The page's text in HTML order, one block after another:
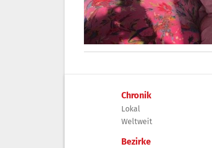
Chronik
Lokal
Weltweit
Bezirke